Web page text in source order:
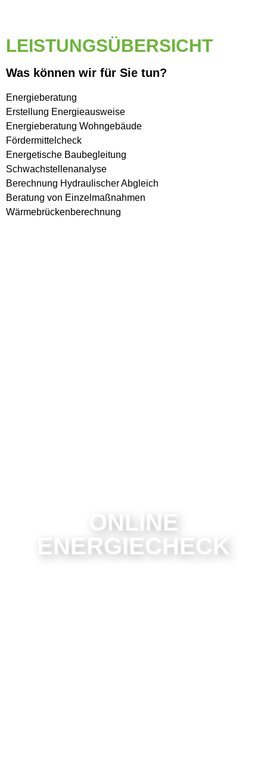
LEISTUNGSÜBERSICHT
Was können wir für Sie tun?
Energieberatung
Erstellung Energieausweise
Energieberatung Wohngebäude
Fördermittelcheck
Energetische Baubegleitung
Schwachstellenanalyse
Berechnung Hydraulischer Abgleich
Beratung von Einzelmaßnahmen
Wärmebrückenberechnung
ONLINE
ENERGIECHECK